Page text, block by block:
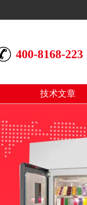
400-8168-223
技术文章